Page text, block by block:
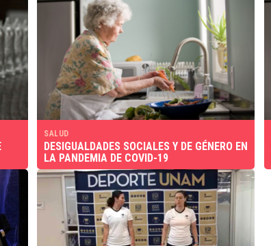
SALUD
DESIGUALDADES SOCIALES Y DE GÉNERO EN
LA PANDEMIA DE COVID-19